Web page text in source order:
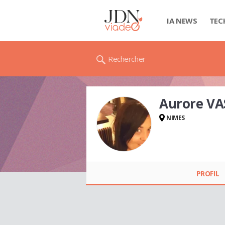
IA NEWS
Rechercher
Aurore VASSOL
Aurore
NIMES
PROFIL